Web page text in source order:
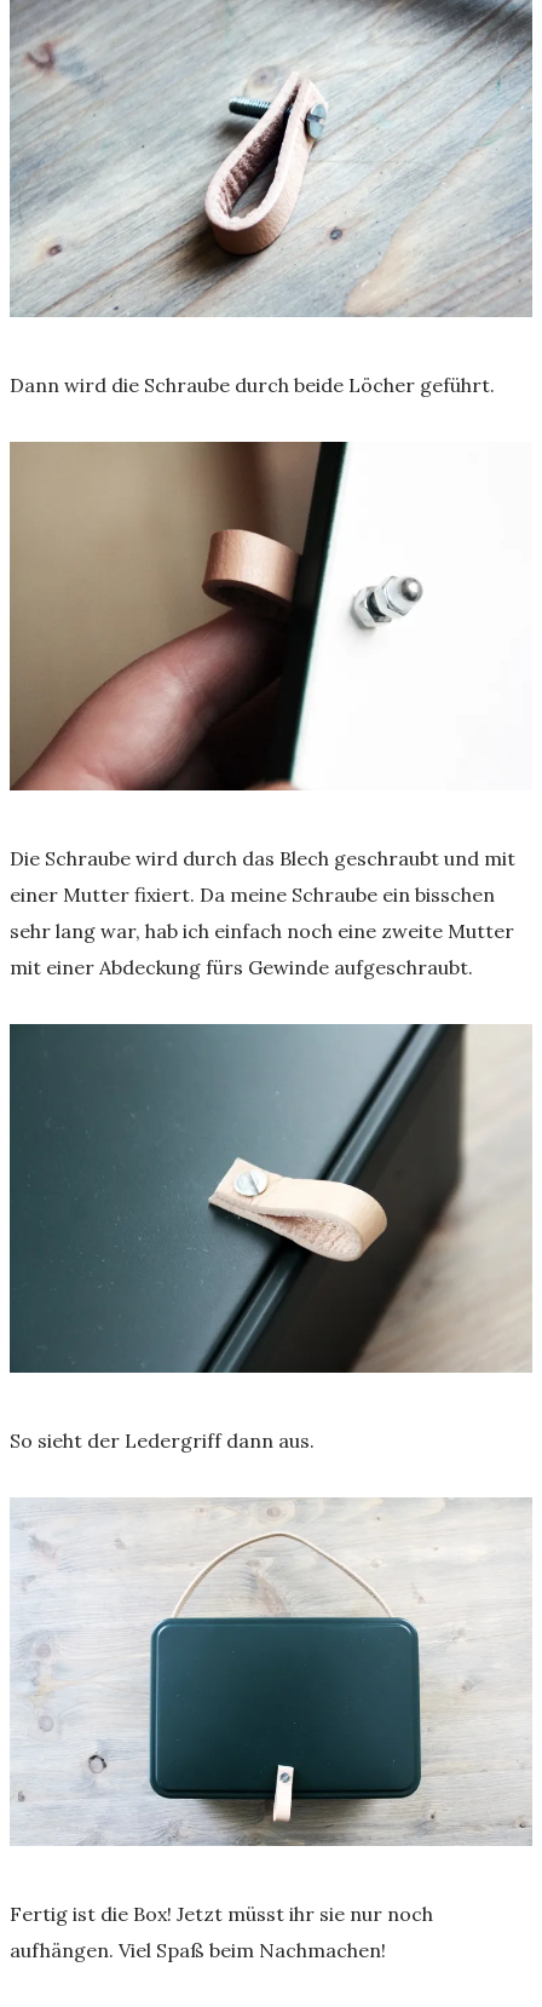
Dann wird die Schraube durch beide Löcher geführt.
Die Schraube wird durch das Blech geschraubt und mit
einer Mutter fixiert. Da meine Schraube ein bisschen
sehr lang war, hab ich einfach noch eine zweite Mutter
mit einer Abdeckung fürs Gewinde aufgeschraubt.
So sieht der Ledergriff dann aus.
Fertig ist die Box! Jetzt müsst ihr sie nur noch
aufhängen. Viel Spaß beim Nachmachen!